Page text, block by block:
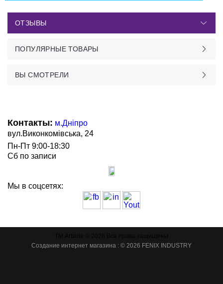
ОТЗЫВЫ
ПОПУЛЯРНЫЕ ТОВАРЫ
ВЫ СМОТРЕЛИ
Контакты: м.Дніпро
вул.Виконкомівська, 24
Пн-Пт 9:00-18:30
Сб по записи
Мы в соцсетях:
Создание интернет магазина : © 2026 FENIX INDUSTRY